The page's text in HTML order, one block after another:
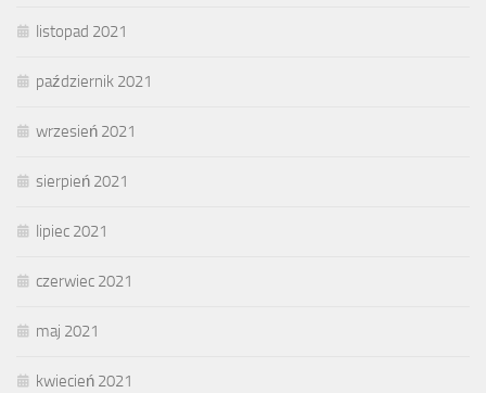
listopad 2021
październik 2021
wrzesień 2021
sierpień 2021
lipiec 2021
czerwiec 2021
maj 2021
kwiecień 2021